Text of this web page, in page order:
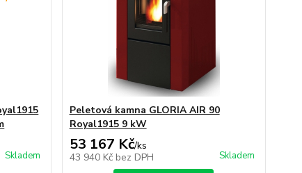
Skladem
Peletová kamna GLORIA AIR 90
Royal1915 9 kW
53 167 Kč/ks
43 940 Kč bez DPH Skladem